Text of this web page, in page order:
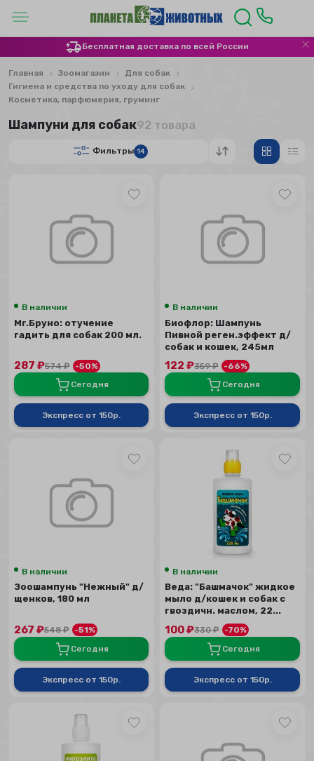
Бесплатная доставка по всей России
Главная Зоомагазин
Для собак
Гигиена и средства по уходу для собак
Косметика, парфюмерия, груминг
Шампуни для собак92 товара
Фильтры 14
В наличии
Mr.Бруно: отучение
гадить для собак 200 мл.
287₽574₽
-50%
Сегодня
Экспресс от 150р.
В наличии
Биофлор: Шампунь
Пивной реген.эффект д/
собак и кошек, 245мл
122₽359₽
-66%
Сегодня
Экспресс от 150р.
В наличии
Зоошампунь "Нежный" д/
щенков, 180 мл
267₽548₽
-51%
Сегодня
Экспресс от 150р.
В наличии
Веда: "Башмачок" жидкое
мыло д/кошек и собак с
гвоздичн. маслом, 22...
100₽330₽
-70%
Сегодня
Экспресс от 150р.